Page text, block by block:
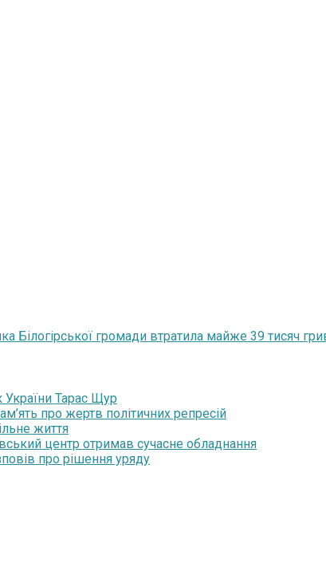
громади втратила майже 39 тисяч
України Тарас Щур
про жертв політичних репресій
життя
центр отримав сучасне обладнання
про рішення уряду